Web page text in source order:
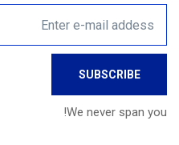
We never span you!